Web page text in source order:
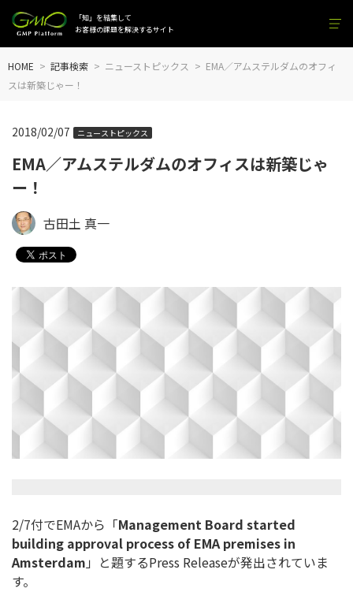
「知」を結集して
お客様の課題を解決するサイト
HOME 記事検索 ニューストピックス
EMA／アムステルダムのオフィ
スは新築じゃー！
EMA／アムステルダムのオフィスは新築じゃ
ー！
2018/02/07 ニューストピックス
古田土 真一
2/7付でEMAから「Management Board started
building approval process of EMA premises in
Amsterdam 」と題するPress Releaseが発出されていま
す。